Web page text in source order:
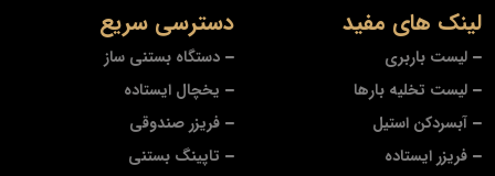
دسترسی سریع
دستگاه بستنی ساز
یخچال ایستاده
فریزر صندوقی
تاپینگ بستنی
لینک های مفید
لیست باربری
لیست تخلیه بارها
آبسردکن استیل
فریزر ایستاده